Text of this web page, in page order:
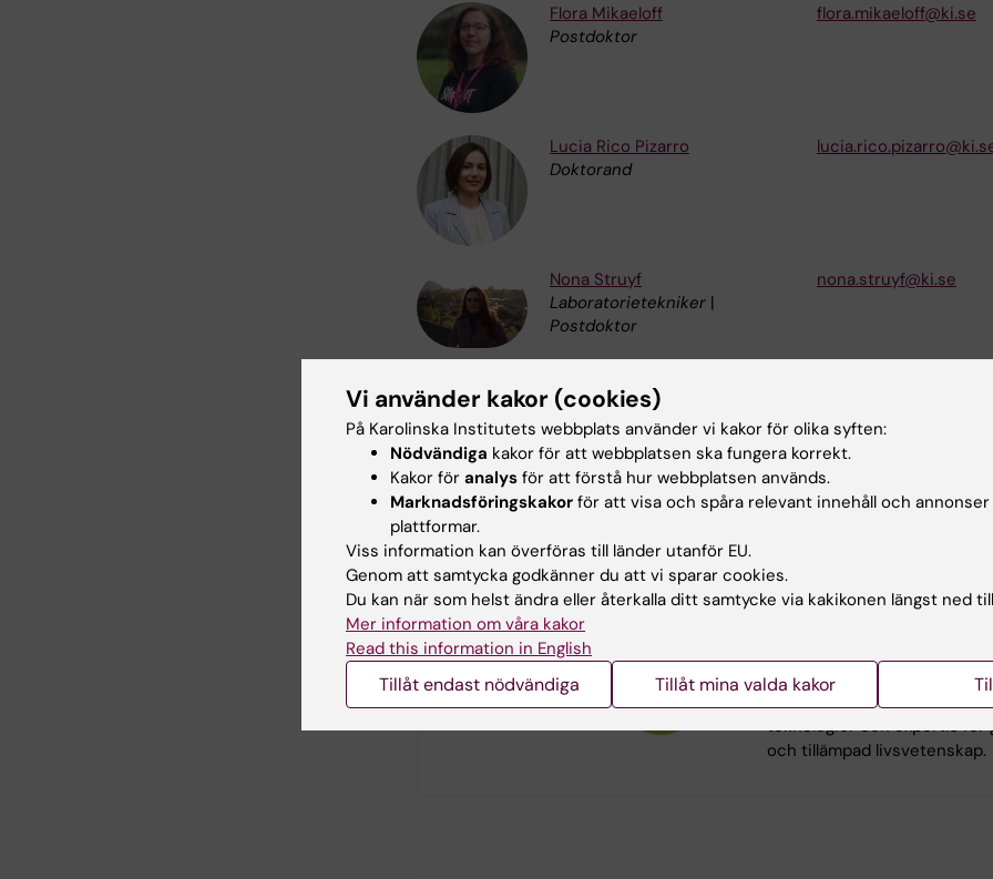
Flora Mikaeloff
Postdoktor
flora.mikaeloff@ki.se
Lucia Rico Pizarro
Doktorand
Nona Struyf
Laboratorietekniker |
Postdoktor
nona.struyf@ki.se
Vår forskargrupp är en
SciLifeLab
SciLifeLab är ett nationellt
samarbete mellan flera
och internationella
Denna ledande nationella
molekylär biovetenskap
tillhandahåller avancerade
teknologier och expertis för
och tillämpad livsvetenskap.
Vi använder kakor (cookies)
På Karolinska Institutets webbplats använder vi kakor för olika syften:
Nödvändiga kakor för att webbplatsen ska fungera korrekt.
Kakor för analys för att förstå hur webbplatsen används.
Marknadsföringskakor för att visa och spåra relevant innehåll och
plattformar.
Viss information kan överföras till länder utanför EU.
Genom att samtycka godkänner du att vi sparar cookies.
Du kan när som helst ändra eller återkalla ditt samtycke via kakikonen längst ned
Mer information om våra kakor
Read this information in English
Tillåt endast nödvändiga Tillåt mina valda kakor